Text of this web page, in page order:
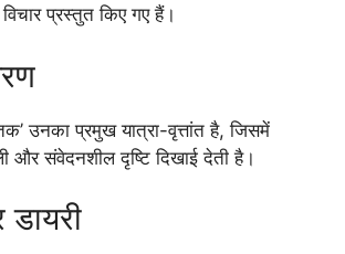
प्रस्तुत किए गए हैं।
उनका प्रमुख यात्रा-वृत्तांत है, जिसमें
और संवेदनशील दृष्टि दिखाई देती है।